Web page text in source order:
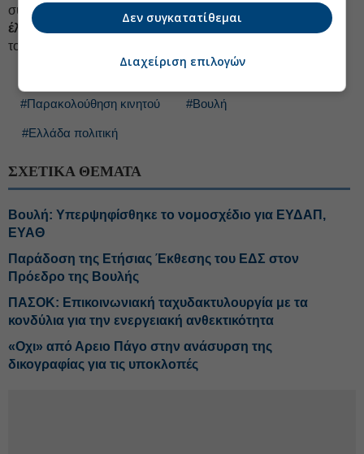
συγγνώμη από τον Νίκο Ανδρουλάκη για
τα ψέματα που
έλεγαν επί τέσσερα χρόνια
και γκρέμισε με την κατάθεση
του ο Διοικητής της ΕΥΠ», καταλήγει η ανακοίνωση.
#Παρακολούθηση κινητού #Βουλή
#Ελλάδα πολιτική
ΣΧΕΤΙΚΑ ΘΕΜΑΤΑ
Βουλή: Υπερψηφίσθηκε το νομοσχέδιο για ΕΥΔΑΠ,
ΕΥΑΘ
Παράδοση της Ετήσιας Έκθεσης του ΕΔΣ στον
Πρόεδρο της Βουλής
ΠΑΣΟΚ: Επικοινωνιακή ταχυδακτυλουργία με τα
κονδύλια για την ενεργειακή ανθεκτικότητα
«Οχι» από Αρειο Πάγο στην ανάσυρση της
δικογραφίας για τις υποκλοπές
Δεν συγκατατίθεμαι
Διαχείριση επιλογών